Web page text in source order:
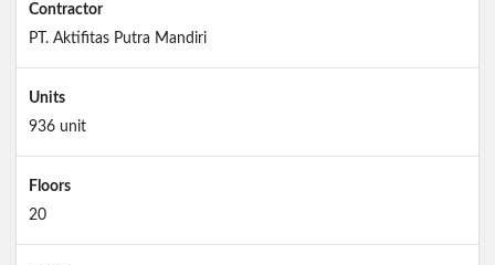
Contractor
PT. Aktifitas Putra Mandiri
Units
936 unit
Floors
20